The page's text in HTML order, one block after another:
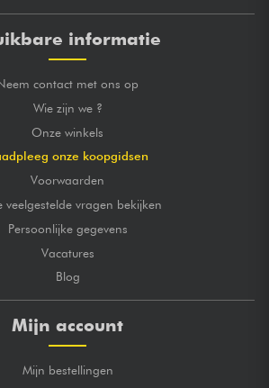
informatie
contact met ons op
Wie zijn we ?
Onze winkels
onze koopgidsen
Voorwaarden
veelgestelde vragen bekijken
Persoonlijke gegevens
Vacatures
Blog
Mijn account
Mijn bestellingen